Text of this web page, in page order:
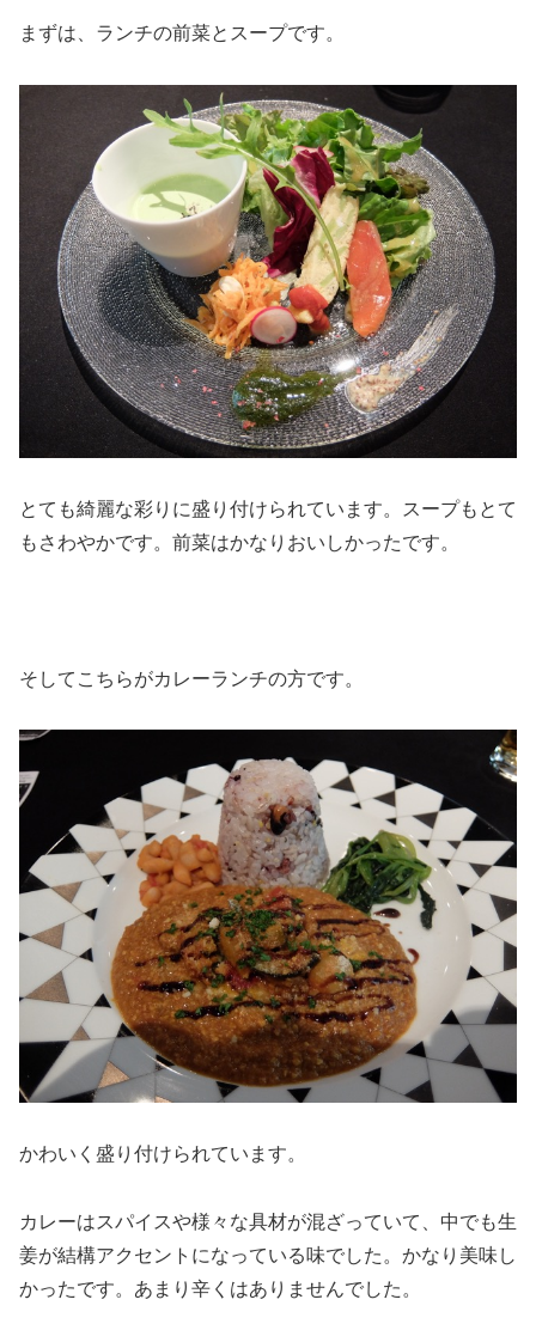
まずは、ランチの前菜とスープです。
とても綺麗な彩りに盛り付けられています。スープもとて
もさわやかです。前菜はかなりおいしかったです。
そしてこちらがカレーランチの方です。
かわいく盛り付けられています。
カレーはスパイスや様々な具材が混ざっていて、中でも生
姜が結構アクセントになっている味でした。かなり美味し
かったです。あまり辛くはありませんでした。